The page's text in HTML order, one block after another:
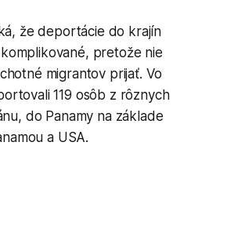
že deportácie do krajín
pretože nie
migrantov prijať. Vo
119 osôb z rôznych
do Panamy na základe
a USA.